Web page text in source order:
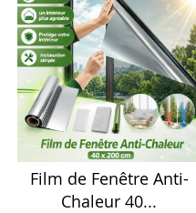
Film de Fenêtre Anti-
Chaleur 40...